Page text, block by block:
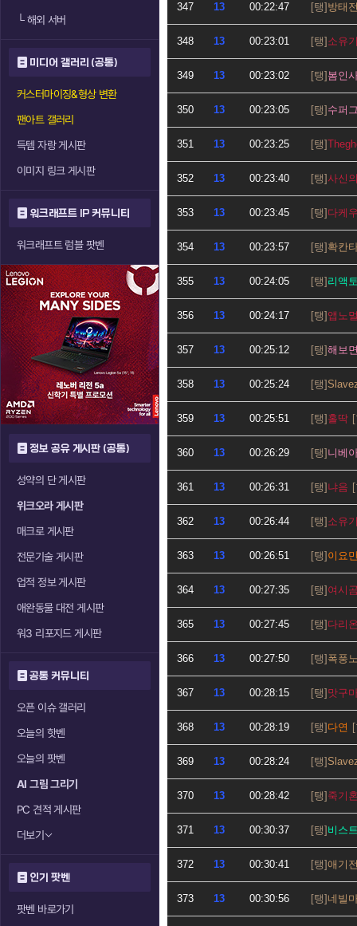
└해외 서버
미디어 갤러리 (공통)
커스터마이징&형상 변환
팬아트 갤러리
득템 자랑 게시판
이미지 링크 게시판
워크래프트 IP 커뮤니티
워크래프트 럼블 팟벤
정보 공유 게시판 (공통)
성약의 단 게시판
위크오라 게시판
매크로 게시판
전문기술 게시판
업적 정보 게시판
애완동물 대전 게시판
워3 리포지드 게시판
공통 커뮤니티
오픈 이슈 갤러리
오늘의 핫벤
오늘의 팟벤
AI 그림 그리기
PC 견적 게시판
더보기
인기 팟벤
팟벤 바로가기
347 13 00:22:47 방태
348 13 00:23:01 소유
349 13 00:23:02 봄인
350 13 00:23:05 수퍼
351 13 00:23:25
352 13 00:23:40 사신
353 13 00:23:45 다케
354 13 00:23:57 확칸
355 13 00:24:05 리액
356 13 00:24:17 앱노
357 13 00:25:12 해보
358 13 00:25:24
359 13 00:25:51 홀딱
360 13 00:26:29 니베
361 13 00:26:31 냐음
362 13 00:26:44 소유
363 13 00:26:51 이요
364 13 00:27:35 여시
365 13 00:27:45 다리
366 13 00:27:50 폭풍
367 13 00:28:15 맛구
368 13 00:28:19 다연
369 13 00:28:24
370 13 00:28:42 죽기
371 13 00:30:37 비스
372 13 00:30:41 애기
373 13 00:30:56 네빌